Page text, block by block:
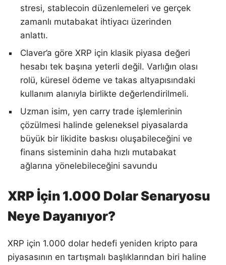
stresi, stablecoin düzenlemeleri ve gerçek
zamanlı mutabakat ihtiyacı üzerinden
anlattı.
Claver’a göre XRP için klasik piyasa değeri
hesabı tek başına yeterli değil. Varlığın olası
rolü, küresel ödeme ve takas altyapısındaki
kullanım alanıyla birlikte değerlendirilmeli.
Uzman isim, yen carry trade işlemlerinin
çözülmesi halinde geleneksel piyasalarda
büyük bir likidite baskısı oluşabileceğini ve
finans sisteminin daha hızlı mutabakat
ağlarına yönelebileceğini savundu
XRP İçin 1.000 Dolar Senaryosu
Neye Dayanıyor?
XRP için 1.000 dolar hedefi yeniden kripto para
piyasasının en tartışmalı başlıklarından biri haline